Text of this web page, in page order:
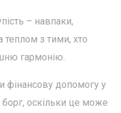
– навпаки,
теплом з тими, хто
гармонію.
фінансову допомогу у
борг, оскільки це може